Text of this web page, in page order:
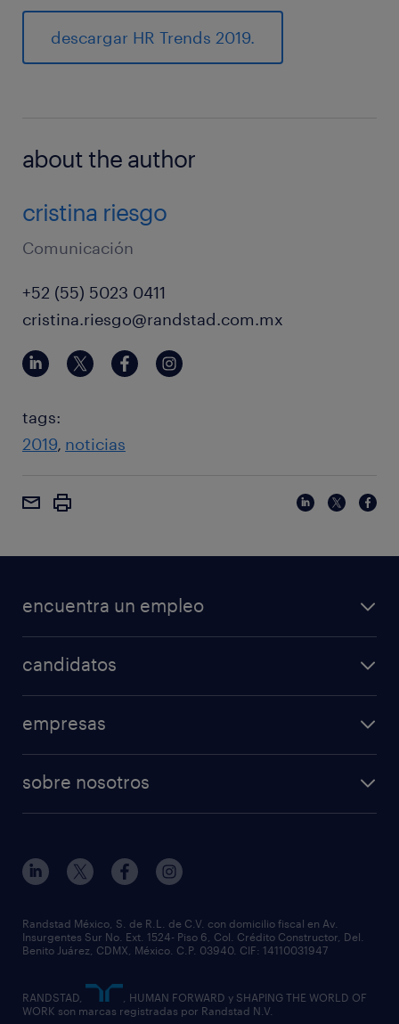
descargar HR Trends 2019.
about the author
cristina riesgo
Comunicación
+52 (55) 5023 0411
cristina.riesgo@randstad.com.mx
tags:
2019 noticias
encuentra un empleo
candidatos
empresas
sobre nosotros
Randstad México, S. de R.L. de C.V. con domicilio fiscal en Av.
Insurgentes Sur No. Ext. 1524- Piso 6, Col. Crédito Constructor, Del.
Benito Juárez, CDMX, México. C.P. 03940. CIF: 14110031947
RANDSTAD,
, HUMAN FORWARD y SHAPING THE WORLD OF
WORK son marcas registradas por Randstad N.V.